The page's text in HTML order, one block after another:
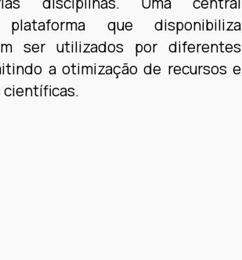
que disponibiliza
ser utilizados por diferentes
a otimização de recursos e
científicas.